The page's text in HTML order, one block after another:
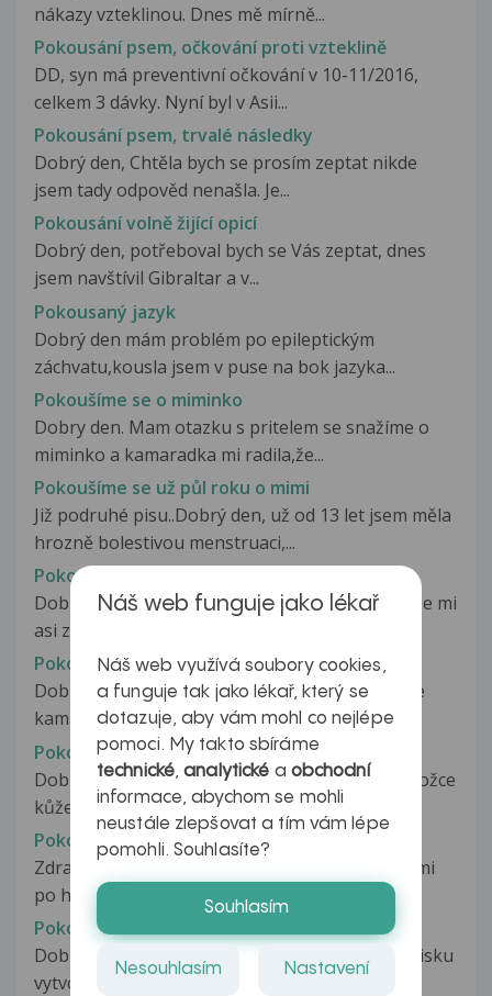
nákazy vzteklinou. Dnes mě mírně...
Pokousání psem, očkování proti vzteklině
DD, syn má preventivní očkování v 10-11/2016,
celkem 3 dávky. Nyní byl v Asii...
Pokousání psem, trvalé následky
Dobrý den, Chtěla bych se prosím zeptat nikde
jsem tady odpověd nenašla. Je...
Pokousání volně žijící opicí
Dobrý den, potřeboval bych se Vás zeptat, dnes
jsem navštívil Gibraltar a v...
Pokousaný jazyk
Dobrý den mám problém po epileptickým
záchvatu,kousla jsem v puse na bok jazyka...
Pokoušíme se o miminko
Dobry den. Mam otazku s pritelem se snažíme o
miminko a kamaradka mi radila,že...
Pokoušíme se už půl roku o mimi
Již podruhé pisu..Dobrý den, už od 13 let jsem měla
hrozně bolestivou menstruaci,...
Pokozka
Dobry den. Po sexu kdy se mi protrhl kondom se mi
asi za 14 dnu na penisu udelala...
Pokozka hlavy
Dobry den.Mel bych jeden dotaz a to takovy , ze
kamaradka mi udelala dredy.vsechny...
Pokožka
Dobrý den, chtěla bcyh se zeptat jestli vadí pokožce
kůže když třeba položíte...
Pokožka
Zdravim Vas, mam na Vas dotaz. Na zadech se mi
po horke solne koupeli...
Pokožka
Dobrý den, asi před 4 dny se mi v oblasti podbrisku
vytvořila vyrážka. Nejdříve...
Náš web funguje jako lékař
Náš web využívá soubory cookies,
a funguje tak jako lékař, který se
dotazuje, aby vám mohl co nejlépe
pomoci. My takto sbíráme
technické,analytické a obchodní
informace, abychom se mohli
neustále zlepšovat a tím vám lépe
pomohli. Souhlasíte?
Souhlasím
Nesouhlasím Nastavení